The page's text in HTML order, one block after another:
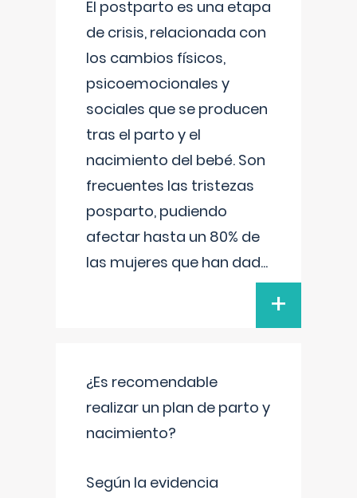
El postparto es una etapa
de crisis, relacionada con
los cambios físicos,
psicoemocionales y
sociales que se producen
tras el parto y el
nacimiento del bebé. Son
frecuentes las tristezas
posparto, pudiendo
afectar hasta un 80% de
las mujeres que han dad...
+
¿Es recomendable
realizar un plan de parto y
nacimiento?
Según la evidencia